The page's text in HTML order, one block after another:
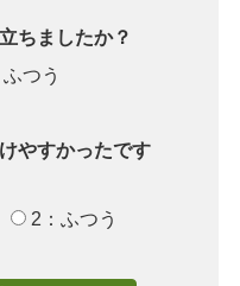
ちましたか？
つう
やすかったです
2：ふつう